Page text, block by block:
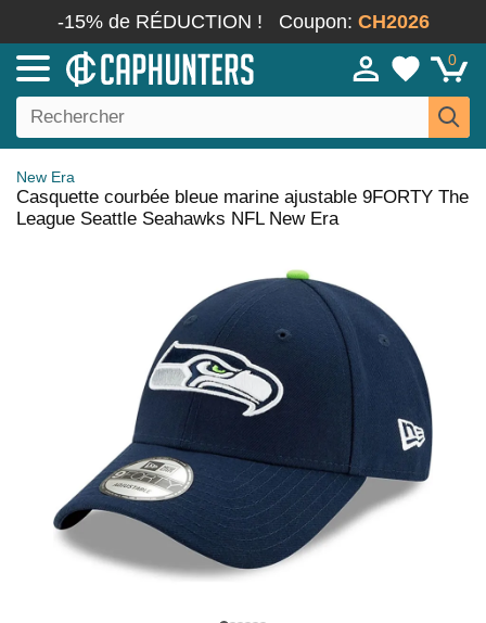
-15% de RÉDUCTION ! Coupon: CH2026
0
New Era
Casquette courbée bleue marine ajustable 9FORTY The
League Seattle Seahawks NFL New Era